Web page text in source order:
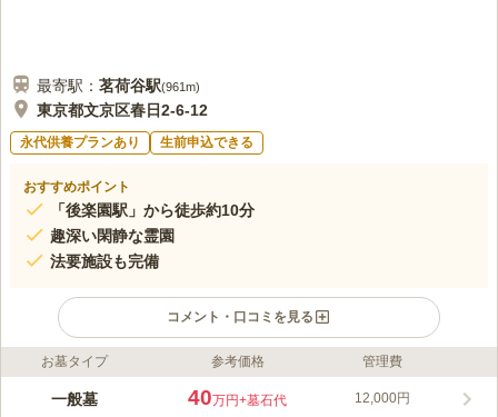
最寄駅： 茗荷谷駅(961m)
東京都文京区春日2-6-12
永代供養プランあり 生前申込できる
おすすめポイント
「後楽園駅」から徒歩約10分
趣深い閑静な霊園
法要施設も完備
コメント・口コミを見る
ライフドット編集部のコメント
龍閑寺は、文京区にある浄土宗寺院です。 東京メトロ丸の内線
お墓タイプ 参考価格 管理費
一般墓 40万円+墓石代 12,000円